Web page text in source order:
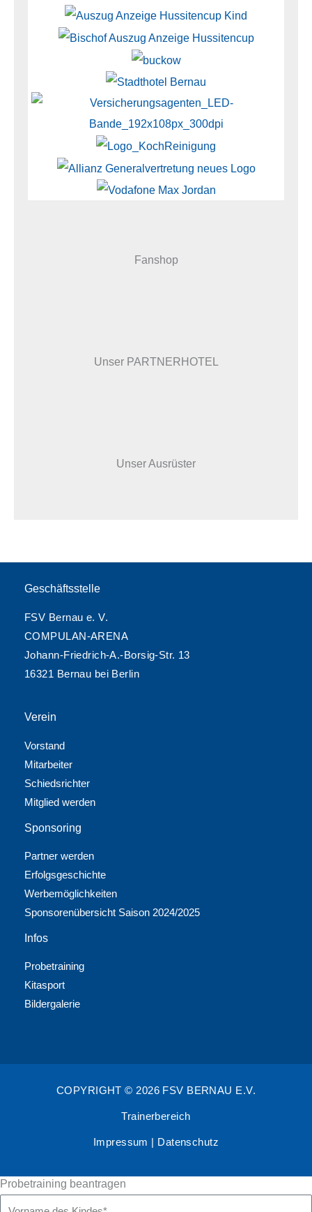
Fanshop
Unser PARTNERHOTEL
Unser Ausrüster
Geschäftsstelle
FSV Bernau e. V.
COMPULAN-ARENA
Johann-Friedrich-A.-Borsig-Str. 13
16321 Bernau bei Berlin
Verein
Vorstand
Mitarbeiter
Schiedsrichter
Mitglied werden
Sponsoring
Partner werden
Erfolgsgeschichte
Werbemöglichkeiten
Sponsorenübersicht Saison 2024/2025
Infos
Probetraining
Kitasport
Bildergalerie
COPYRIGHT © 2026 FSV BERNAU E.V.
Trainerbereich
Impressum Datenschutz
Probetraining beantragen
Vorname